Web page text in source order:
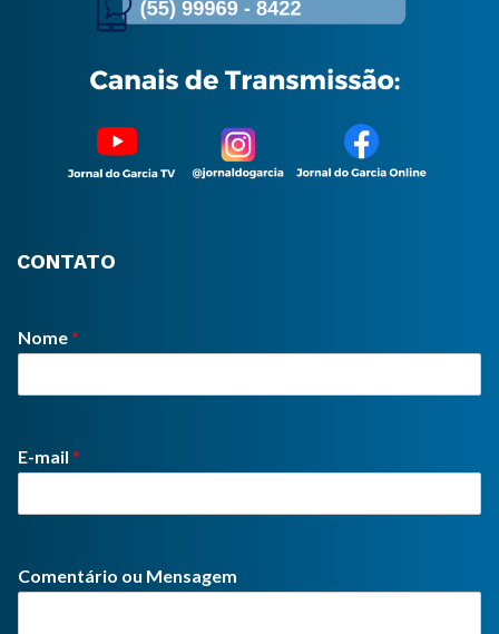
CONTATO
Nome*
E-mail *
Comentário ou Mensagem